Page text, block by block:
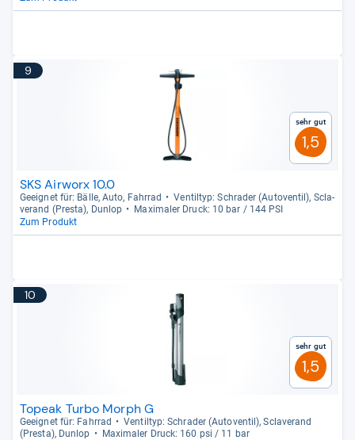
9
Sehr gut
1,5
SKS Airworx 10.0
Geeig­net für: Bälle, Auto, Fahr­rad
Ven­til­typ: Schra­der (Auto­ven­til), Scla­
ve­rand (Presta), Dun­lop
Maxi­ma­ler Druck: 10 bar / 144 PSI
Zum Produkt
10
Sehr gut
1,5
Topeak Turbo Morph G
Geeig­net für: Fahr­rad
Ven­til­typ: Schra­der (Auto­ven­til), Scla­ve­rand
(Presta), Dun­lop
Maxi­ma­ler Druck: 160 psi / 11 bar